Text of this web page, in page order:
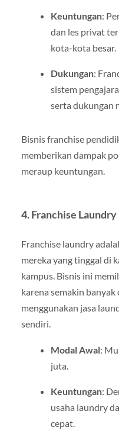
Keuntungan:
dan les privat
kota-kota besar.
Dukungan:
sistem
serta dukungan
Bisnis franchise
memberikan dampak
meraup keuntungan.
4.Franchise Laundry
Franchise laundry
mereka yang tinggal di
kampus. Bisnis ini
karena semakin
menggunakan jasa
sendiri.
Modal Awal:
juta.
Keuntungan:
usaha laundry
cepat.